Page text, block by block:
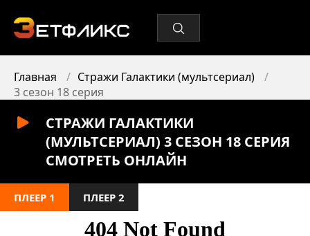
Главная
Стражи Галактики (мультсериал)
3 сезон 18 серия
СТРАЖИ ГАЛАКТИКИ
(МУЛЬТСЕРИАЛ) 3 СЕЗОН 18 СЕРИЯ
СМОТРЕТЬ ОНЛАЙН
ПЛЕЕР 1 ПЛЕЕР 2